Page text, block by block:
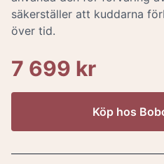
säkerställer att kuddarna
över tid.
7 699 kr
Köp hos